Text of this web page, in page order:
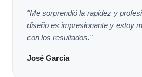
"Me sorprendió la rapidez y
diseño es impresionante y estoy
con los resultados."
José García